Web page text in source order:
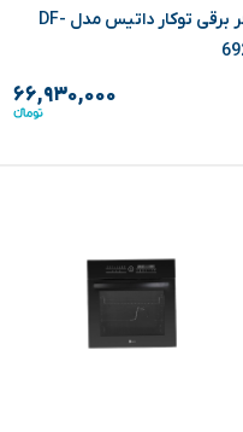
فر برقی توکار داتیس مدل DF-
۶۶,۹۳۰,۰۰۰